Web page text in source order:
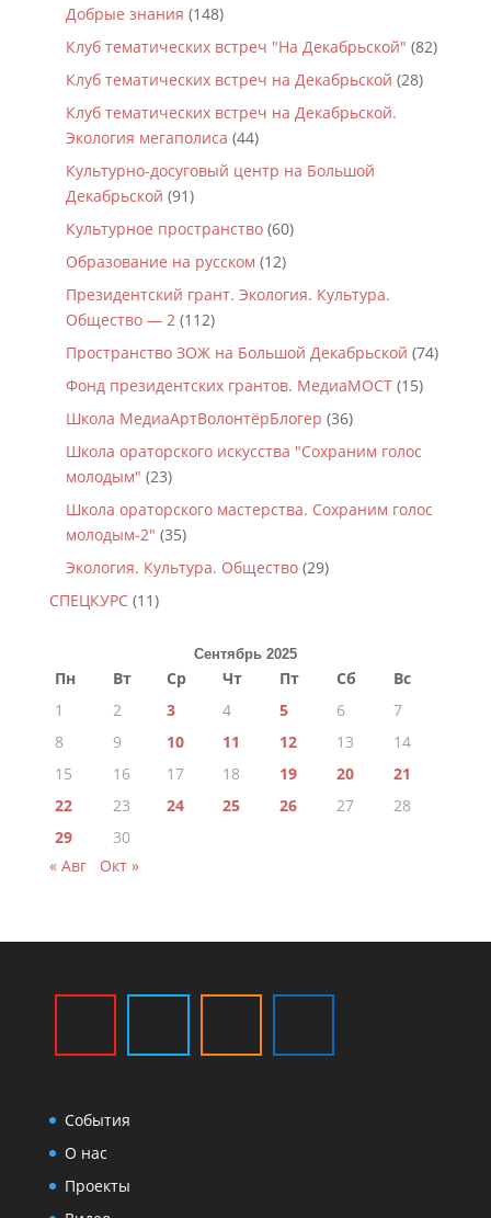
Добрые знания (148)
Клуб тематических встреч "На Декабрьской" (82)
Клуб тематических встреч на Декабрьской (28)
Клуб тематических встреч на Декабрьской.
Экология мегаполиса (44)
Культурно-досуговый центр на Большой
Декабрьской (91)
Культурное пространство(60)
Образование на русском (12)
Президентский грант. Экология. Культура.
Общество — 2(112)
Пространство ЗОЖ на Большой Декабрьской (74)
Фонд президентских грантов. МедиаМОСТ(15)
Школа МедиаАртВолонтёрБлогер (36)
Школа ораторского искусства "Сохраним голос
молодым" (23)
Школа ораторского мастерства. Сохраним голос
молодым-2" (35)
Экология. Культура. Общество(29)
СПЕЦКУРС(11)
Сентябрь 2025
Пн Вт Ср Чт Пт Сб
Вс
1
2 3 4 5 6
7
8
9 10 11 12 13
14
15
16 17 18 19 20
21
22
23 24 25 26 27
28
29
30
« Авг
Окт »
События
О нас
Проекты